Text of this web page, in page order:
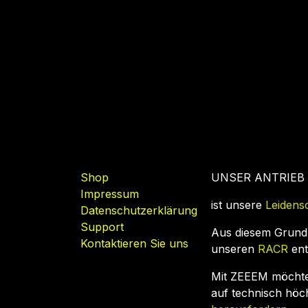
Shop
Impressum
Datenschutzerklärung
Support
Kontaktieren Sie uns
UNSER ANTRIEB
ist unsere
Aus diesem
unseren RACR
Mit ZEEEM
auf technisch